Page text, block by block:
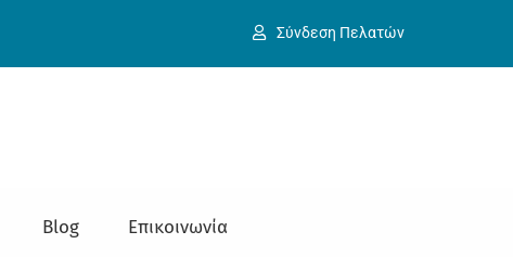
Σύνδεση Πελατών
Blog Επικοινωνία